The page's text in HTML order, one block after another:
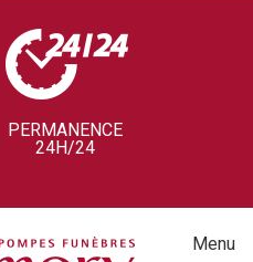
PERMANENCE
24H/24
Menu